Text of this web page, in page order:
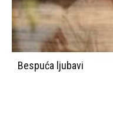
Bespuća ljubavi